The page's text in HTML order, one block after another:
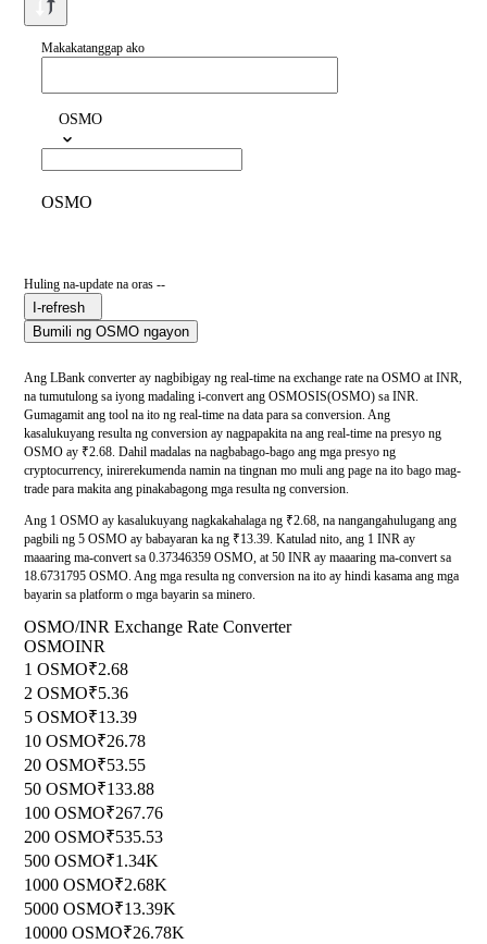
Makakatanggap ako
OSMO
OSMO
Huling na-update na oras --
I-refresh
Bumili ng OSMO ngayon
Ang LBank converter ay nagbibigay ng real-time na exchange rate na OSMO at INR,
na tumutulong sa iyong madaling i-convert ang OSMOSIS(OSMO) sa INR.
Gumagamit ang tool na ito ng real-time na data para sa conversion. Ang
kasalukuyang resulta ng conversion ay nagpapakita na ang real-time na presyo ng
OSMO ay ₹2.68. Dahil madalas na nagbabago-bago ang mga presyo ng
cryptocurrency, inirerekumenda namin na tingnan mo muli ang page na ito bago mag-
trade para makita ang pinakabagong mga resulta ng conversion.
Ang 1 OSMO ay kasalukuyang nagkakahalaga ng ₹2.68, na nangangahulugang ang
pagbili ng 5 OSMO ay babayaran ka ng ₹13.39. Katulad nito, ang 1 INR ay
maaaring ma-convert sa 0.37346359 OSMO, at 50 INR ay maaaring ma-convert sa
18.6731795 OSMO. Ang mga resulta ng conversion na ito ay hindi kasama ang mga
bayarin sa platform o mga bayarin sa minero.
OSMO/INR Exchange Rate Converter
OSMOINR
1 OSMO₹2.68
2 OSMO₹5.36
5 OSMO₹13.39
10 OSMO₹26.78
20 OSMO₹53.55
50 OSMO₹133.88
100 OSMO₹267.76
200 OSMO₹535.53
500 OSMO₹1.34K
1000 OSMO₹2.68K
5000 OSMO₹13.39K
10000 OSMO₹26.78K